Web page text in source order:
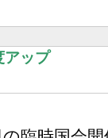
アップ